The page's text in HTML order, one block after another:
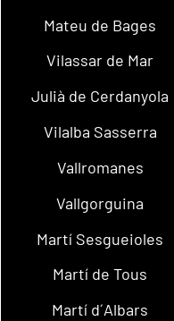
Mateu de Bages
Vilassar de Mar
Julià de Cerdanyola
Vilalba Sasserra
Vallromanes
Vallgorguina
Martí Sesgueioles
Martí de Tous
Martí d´Albars